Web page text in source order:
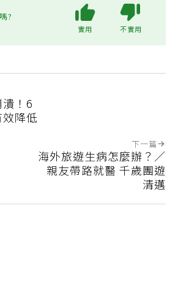
?
實用 不實用
！6
降低
下一篇
海外旅遊生病怎麼辦？／
親友帶路就醫 千歲團遊
清邁